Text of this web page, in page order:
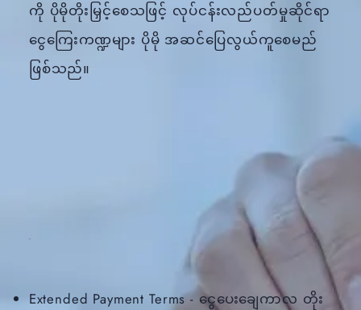
ကို ပိုမိုတိုးမြှင့်စေသဖြင့် လုပ်ငန်းလည်ပတ်မှုဆိုင်ရာ
ငွေကြေးကဏ္ဍများ ပိုမို အဆင်ပြေလွယ်ကူစေမည်
ဖြစ်သည်။
Extended Payment Terms - ငွေပေးချေကာလ တိုး